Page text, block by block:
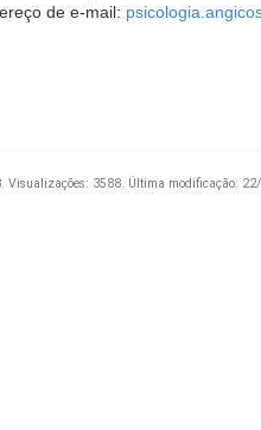
de e-mail:
Visualizações: 3588. Última modificação: